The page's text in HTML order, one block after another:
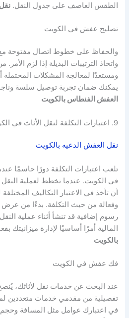
الطقس العاصف على جدول النقل.
تصليح عفش في الكويت
والحفاظ على خطوط اتصال مفتوحة مع
واتخاذ الترتيبات البديلة إذا لزم
ومستعدًا لمعالجة المشكلات المحتملة
يمكنك ضمان تجربة توصيل سلسة
العفش الفنطاس بالكويت
9. اعتبارات التكلفة لنقل الأثاث في الكويت
نقل العفش الدعيه بالكويت
تلعب اعتبارات التكلفة دورًا حاسمًا
في الكويت. عندما تخطط لعملية النقل
أن تأخذ في الاعتبار التكاليف
وفعالة من حيث التكلفة. بدءًا من عرض
رسوم إضافية قد تنشأ أثناء عملية
المالية أمرًا أساسيًا لإدارة ميزانيتك
بالكويت
فك عفش في الكويت
عند البحث عن خدمات نقل لأثاثك،
تفصيلية من مقدمي خدمات متعددين
في اعتبارك عوامل مثل المسافة وحجم